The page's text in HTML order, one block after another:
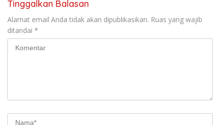
Tinggalkan Balasan
Alamat email Anda tidak akan dipublikasikan. Ruas yang wajib
ditandai *